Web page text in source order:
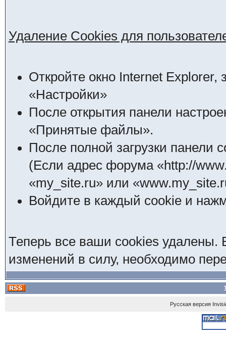
Удаление Cookies для
Откройте окно Internet
«Настройки»
После открытия панели
«Принятые файлы».
После полной загрузки
(Если адрес форума «http://
«my_site.ru» или
Войдите в каждый cookie и
Теперь все ваши cookies удалены.
изменений в силу, необходимо
Русская версия